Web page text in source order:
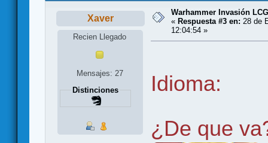
Xaver
Recien Llegado
Mensajes: 27
Distinciones
Warhammer Invasión LCG
« Respuesta #3 en: 28 de
12:04:54 »
Idioma:
¿De que